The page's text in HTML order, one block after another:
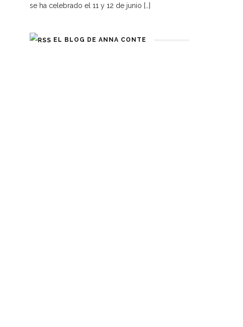
se ha celebrado el 11 y 12 de junio […]
EL BLOG DE ANNA CONTE